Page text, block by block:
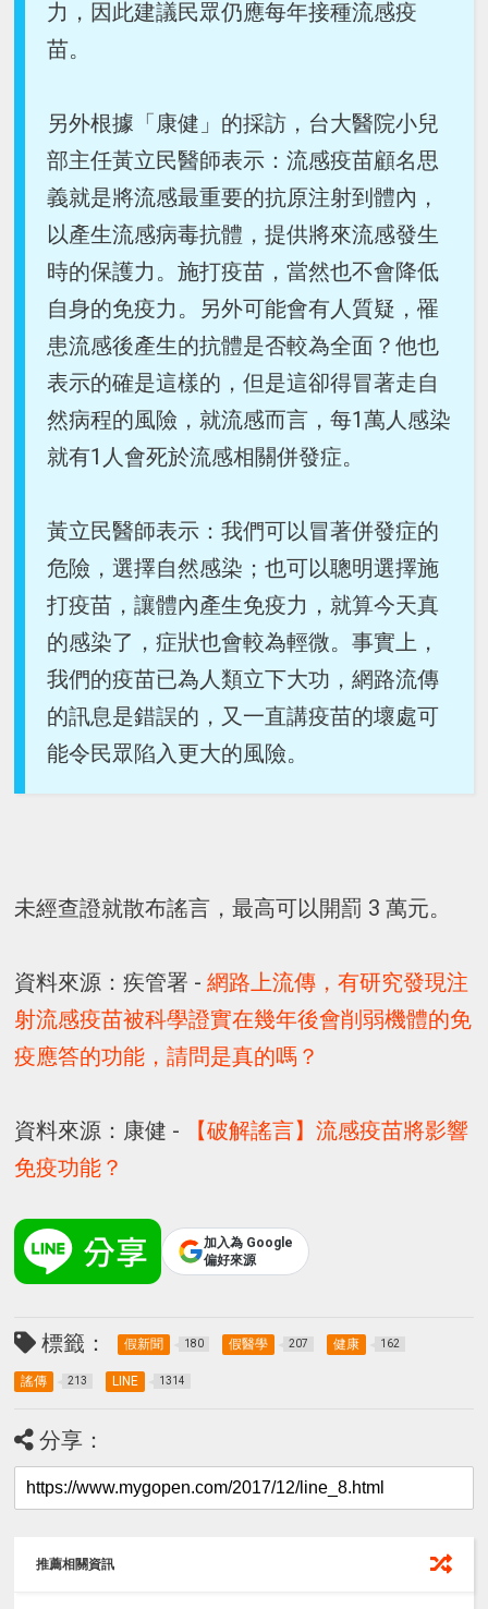
力，因此建議民眾仍應每年接種流感疫
苗。
另外根據「康健」的採訪，台大醫院小兒
部主任黃立民醫師表示：流感疫苗顧名思
義就是將流感最重要的抗原注射到體內，
以產生流感病毒抗體，提供將來流感發生
時的保護力。施打疫苗，當然也不會降低
自身的免疫力。另外可能會有人質疑，罹
患流感後產生的抗體是否較為全面？他也
表示的確是這樣的，但是這卻得冒著走自
然病程的風險，就流感而言，每1萬人感染
就有1人會死於流感相關併發症。
黃立民醫師表示：我們可以冒著併發症的
危險，選擇自然感染；也可以聰明選擇施
打疫苗，讓體內產生免疫力，就算今天真
的感染了，症狀也會較為輕微。事實上，
我們的疫苗已為人類立下大功，網路流傳
的訊息是錯誤的，又一直講疫苗的壞處可
能令民眾陷入更大的風險。
未經查證就散布謠言，最高可以開罰 3 萬元。
資料來源：疾管署 -網路上流傳，有研究發現注
射流感疫苗被科學證實在幾年後會削弱機體的免
疫應答的功能，請問是真的嗎？
資料來源：康健 -
【破解謠言】流感疫苗將影響
免疫功能？
加入為 Google
偏好來源
標籤： 假新聞 180 假醫學 207 健康 162
謠傳 213 LINE 1314
分享：
推薦相關資訊